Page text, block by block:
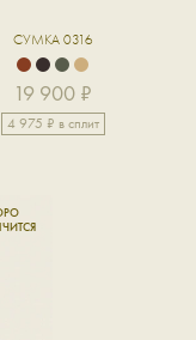
СУМКА 0316
19 900 ₽
4 975 ₽ в сплит